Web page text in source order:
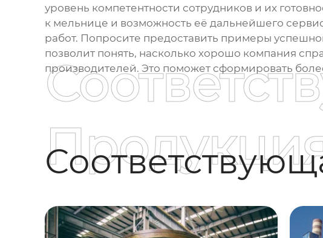
уровень компетентности сотрудников и их
к мельнице и возможность её дальнейшего
работ. Попросите предоставить примеры
позволит понять, насколько хорошо компания
производителей. Это поможет сформировать